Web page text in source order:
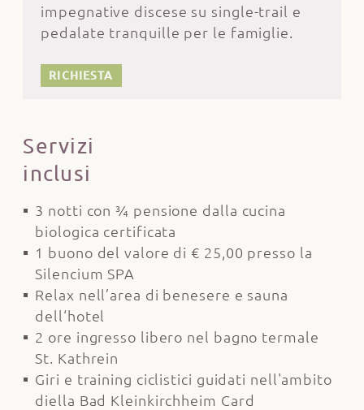
impegnative discese su single-trail e
pedalate tranquille per le famiglie.
RICHIESTA
Servizi
inclusi
3 notti con ¾ pensione dalla cucina
biologica certificata
1 buono del valore di € 25,00 presso la
Silencium SPA
Relax nell’area di benesere e sauna
dell‘hotel
2 ore ingresso libero nel bagno termale
St. Kathrein
Giri e training ciclistici guidati nell'ambito
diella Bad Kleinkirchheim Card